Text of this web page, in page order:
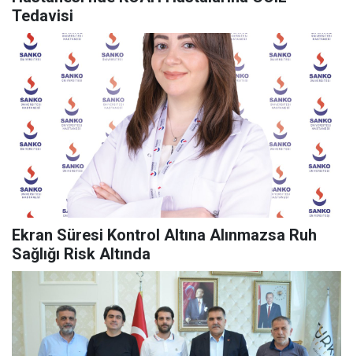
Tedavisi
Ekran Süresi Kontrol Altına Alınmazsa Ruh
Sağlığı Risk Altında